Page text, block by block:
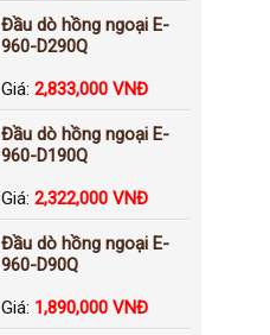
Đầu dò hồng ngoại E-
960-D290Q
Giá: 2,833,000 VNĐ
Đầu dò hồng ngoại E-
960-D190Q
Giá: 2,322,000 VNĐ
Đầu dò hồng ngoại E-
960-D90Q
Giá: 1,890,000 VNĐ